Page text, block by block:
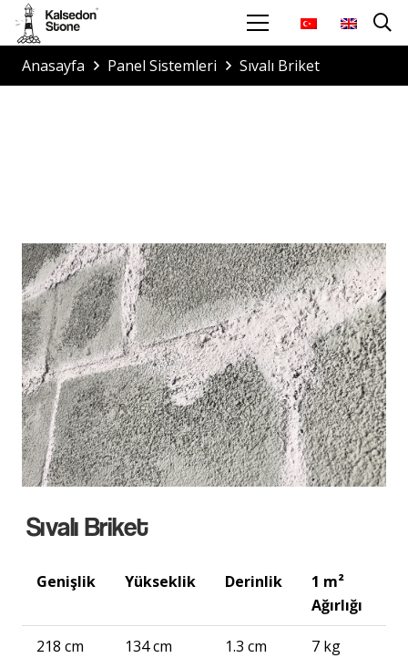
Anasayfa Panel Sistemleri Sıvalı Briket
Sıvalı Briket
Genişlik Yükseklik Derinlik
1 m²
Ağırlığı
218 cm 134 cm 1.3 cm 7 kg